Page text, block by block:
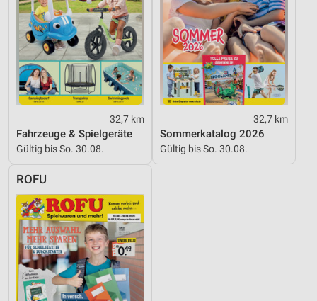
32,7 km
Fahrzeuge & Spielgeräte
Gültig bis So. 30.08.
32,7 km
Sommerkatalog 2026
Gültig bis So. 30.08.
ROFU